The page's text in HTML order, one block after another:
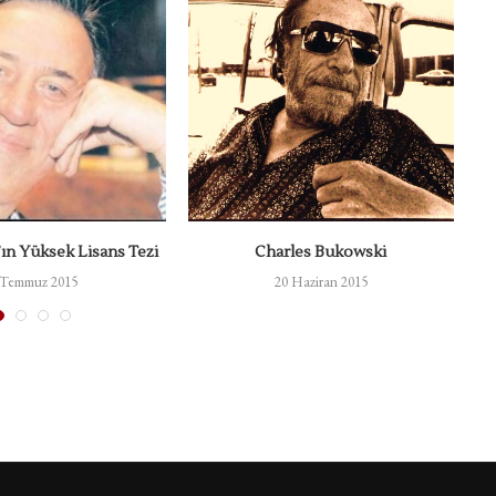
Yüksek Lisans Tezi
2015
Charles Bukowski
20 Haziran 2015